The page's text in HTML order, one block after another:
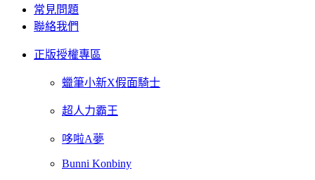
常見問題
聯絡我們
正版授權專區
蠟筆小新X假面騎士
超人力霸王
哆啦A夢
Bunni Konbiny